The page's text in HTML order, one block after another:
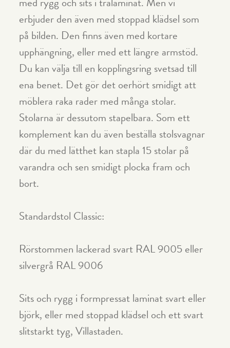
erbjuder den även med stoppad klädsel som
på bilden. Den finns även med kortare
upphängning, eller med ett längre armstöd.
Du kan välja till en kopplingsring svetsad till
ena benet. Det gör det oerhört smidigt att
möblera raka rader med många stolar.
Stolarna är dessutom stapelbara. Som ett
komplement kan du även beställa stolsvagnar
där du med lätthet kan stapla 15 stolar på
varandra och sen smidigt plocka fram och
bort.
Standardstol Classic:
Rörstommen lackerad svart RAL 9005 eller
silvergrå RAL 9006
Sits och rygg i formpressat laminat svart eller
björk, eller med stoppad klädsel och ett svart
slitstarkt tyg, Villastaden.